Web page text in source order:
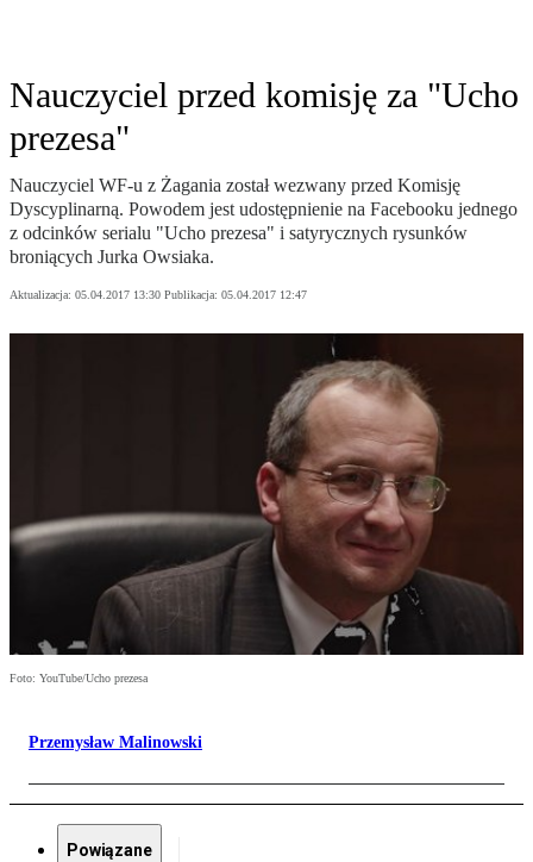
Nauczyciel przed komisję za "Ucho
prezesa"
Nauczyciel WF-u z Żagania został wezwany przed Komisję
Dyscyplinarną. Powodem jest udostępnienie na Facebooku jednego
z odcinków serialu "Ucho prezesa" i satyrycznych rysunków
broniących Jurka Owsiaka.
Aktualizacja: 05.04.2017 13:30 Publikacja: 05.04.2017 12:47
Foto: YouTube/Ucho prezesa
Przemysław Malinowski
Powiązane